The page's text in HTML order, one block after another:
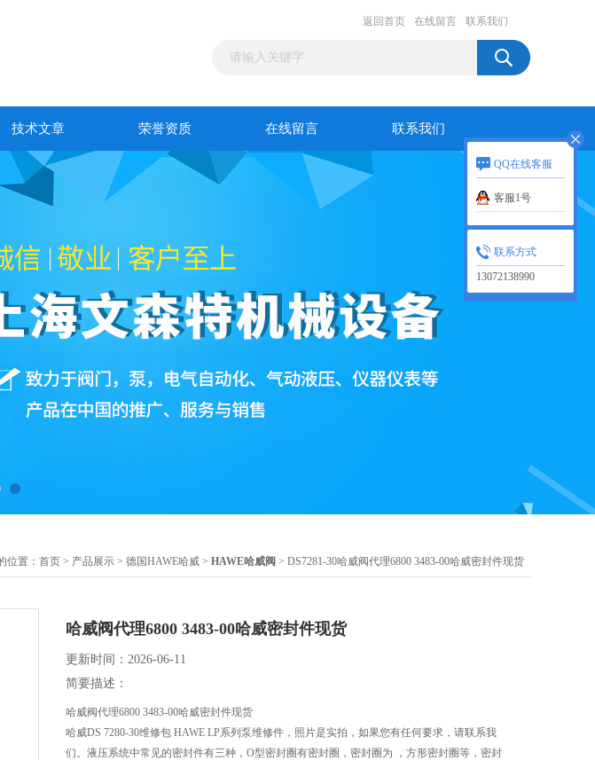
返回首页 在线留言 联系我们
技术文章 荣誉资质 在线留言 联系我们
位置： 首页 > 产品展示 > 德国HAWE哈威 > HAWE哈威阀 > DS7281-30哈威阀代理6800 3483-00哈威密封件现货
哈威阀代理6800 3483-00哈威密封件现货
更新时间：2026-06-11
简要描述：
哈威阀代理6800 3483-00哈威密封件现货
哈威DS 7280-30维修包 HAWE LP系列泵维修件，照片是实拍，如果您有任何要求，请联系我
们。液压系统中常见的密封件有三种，O型密封圈有密封圈，密封圈为 ，方形密封圈等，密封
QQ在线客服
客服1号
联系方式
13072138990